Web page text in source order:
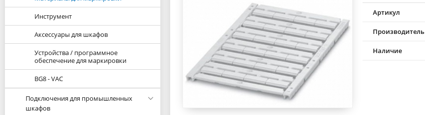
Инструмент
Аксессуары для шкафов
Устройства / программное
обеспечение для маркировки
BG8 - VAC
Подключения для промышленных
шкафов
Артикул
Производитель
Наличие